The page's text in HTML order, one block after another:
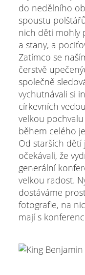
do nedělního
spoustu
nich děti mohly
a stany, a
Zatímco se
čerstvě
společně
vychutnávali si
církevních
velkou
během celého
Od starších dětí
očekávali, že
generální
velkou radost.
dostáváme
fotografie, na
mají s